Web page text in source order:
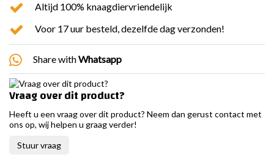
Altijd 100% knaagdiervriendelijk
Voor 17 uur besteld, dezelfde dag verzonden!
Share withWhatsapp
Vraag over dit product?
Heeft u een vraag over dit product? Neem dan gerust contact met
ons op, wij helpen u graag verder!
Stuur vraag